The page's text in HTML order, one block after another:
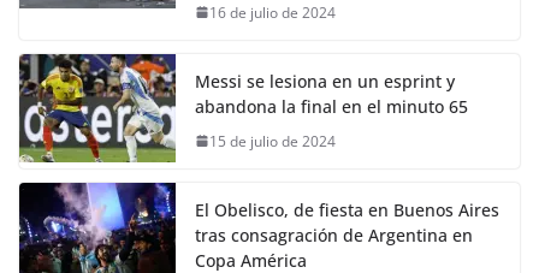
16 de julio de 2024
Messi se lesiona en un esprint y
abandona la final en el minuto 65
15 de julio de 2024
El Obelisco, de fiesta en Buenos Aires
tras consagración de Argentina en
Copa América